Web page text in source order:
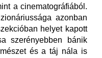
a cinematográfiából.
azonban
helyet kapott
szerényebben bánik
és a táj nála is